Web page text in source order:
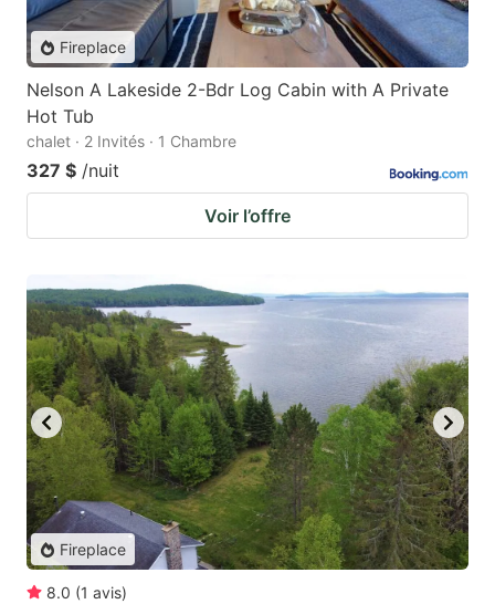
Fireplace
Nelson A Lakeside 2-Bdr Log Cabin with A Private
Hot Tub
chalet · 2 Invités · 1 Chambre
327 $ /nuit
Voir l’offre
Fireplace
8.0 (1 avis)